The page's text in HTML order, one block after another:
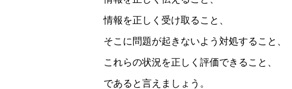
情報を正しく受け取ること、
そこに問題が起きないよう対処すること、
これらの状況を正しく評価できること、
であると言えましょう。